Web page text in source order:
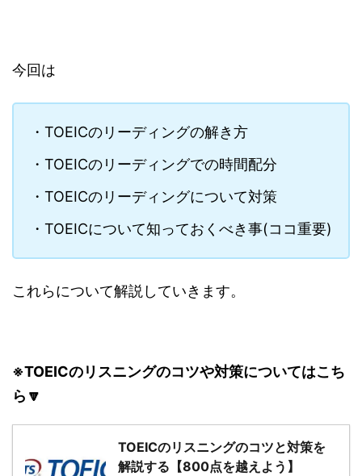
今回は
・TOEICのリーディングの解き方
・TOEICのリーディングでの時間配分
・TOEICのリーディングについて対策
・TOEICについて知っておくべき事(ココ重要)
これらについて解説していきます。
※TOEICのリスニングのコツや対策についてはこち
ら🔽
TOEICのリスニングのコツと対策を
解説する【800点を越えよう】